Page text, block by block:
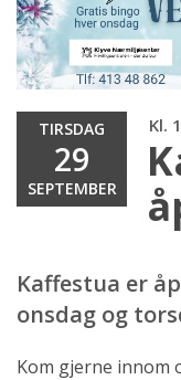
TIRSDAG
29
SEPTEMBER
Kl.
Kaffestua er
onsdag og
Kom gjerne innom